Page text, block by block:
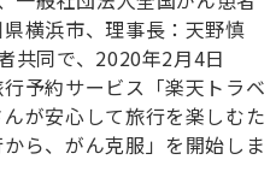
横浜市、理事長：天野慎
共同で、2020年2月4日
予約サービス「楽天トラベ
が安心して旅行を楽しむた
ら、がん克服」を開始しま